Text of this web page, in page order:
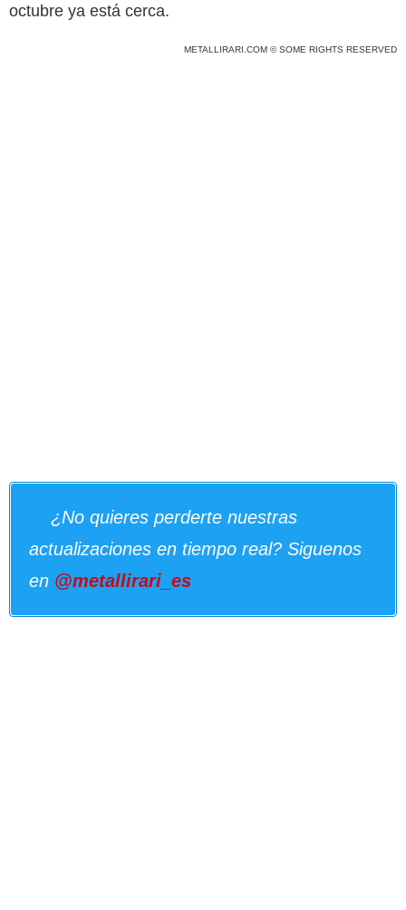
octubre ya está cerca.
METALLIRARI.COM © SOME RIGHTS RESERVED
¿No quieres perderte nuestras
actualizaciones en tiempo real? Siguenos
en @metallirari_es